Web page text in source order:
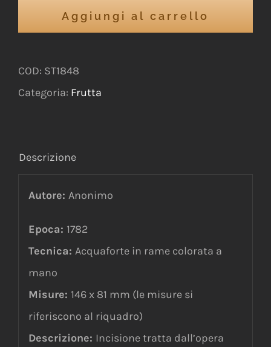
Aggiungi al carrello
COD: ST1848
Categoria: Frutta
Descrizione
Autore: Anonimo
Epoca: 1782
Tecnica: Acquaforte in rame colorata a
mano
Misure: 146 x 81 mm (le misure si
riferiscono al riquadro)
Descrizione: Incisione tratta dall’opera